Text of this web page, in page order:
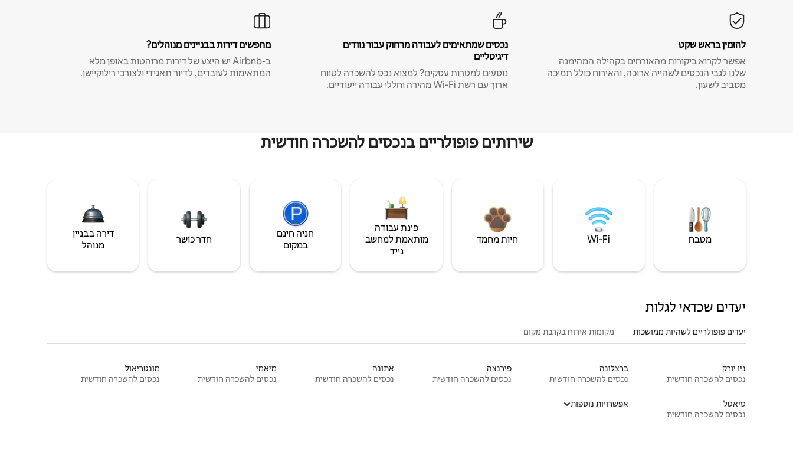
להזמין בראש שקט
אפשר לקרוא ביקורות מהאורחים בקהילה המהימנה
שלנו לגבי הנכסים לשהייה ארוכה, והאירוח כולל תמיכה
מסביב לשעון.
נכסים שמתאימים לעבודה מרחוק עבור נוודים
דיגיטליים
נוסעים למטרות עסקים? למצוא נכס להשכרה לטווח
ארוך עם רשת Wi-Fi מהירה וחללי עבודה ייעודיים.
מחפשים דירות בבניינים מנוהלים?
ב-Airbnb יש היצע של דירות מרוהטות באופן מלא
המתאימות לעובדים, לדיור תאגידי ולצורכי רילוקיישן.
שירותים פופולריים בנכסים להשכרה חודשית
מטבח Wi‑Fi חיות מחמד
פינת עבודה
מותאמת למחשב
נייד
חניה חינם
במקום
חדר כושר
דירה בבניין
מנוהל
יעדים שכדאי לגלות
יעדים פופולריים לשהיות ממושכות מקומות אירוח בקרבת מקום
ניו יורק
נכסים להשכרה חודשית
ברצלונה
נכסים להשכרה חודשית
פירנצה
נכסים להשכרה חודשית
אתונה
נכסים להשכרה חודשית
מיאמי
נכסים להשכרה חודשית
מונטריאול
נכסים להשכרה חודשית
סיאטל
נכסים להשכרה חודשית
אפשרויות נוספות